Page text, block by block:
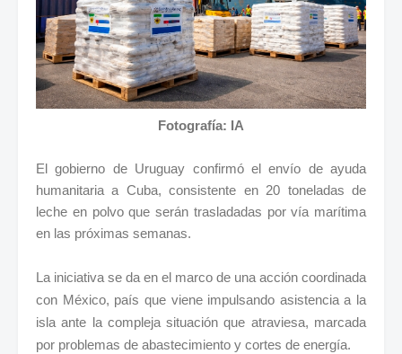
Fotografía: IA
El gobierno de Uruguay confirmó el envío de ayuda
humanitaria a Cuba, consistente en 20 toneladas de
leche en polvo que serán trasladadas por vía marítima
en las próximas semanas.
La iniciativa se da en el marco de una acción coordinada
con México, país que viene impulsando asistencia a la
isla ante la compleja situación que atraviesa, marcada
por problemas de abastecimiento y cortes de energía.